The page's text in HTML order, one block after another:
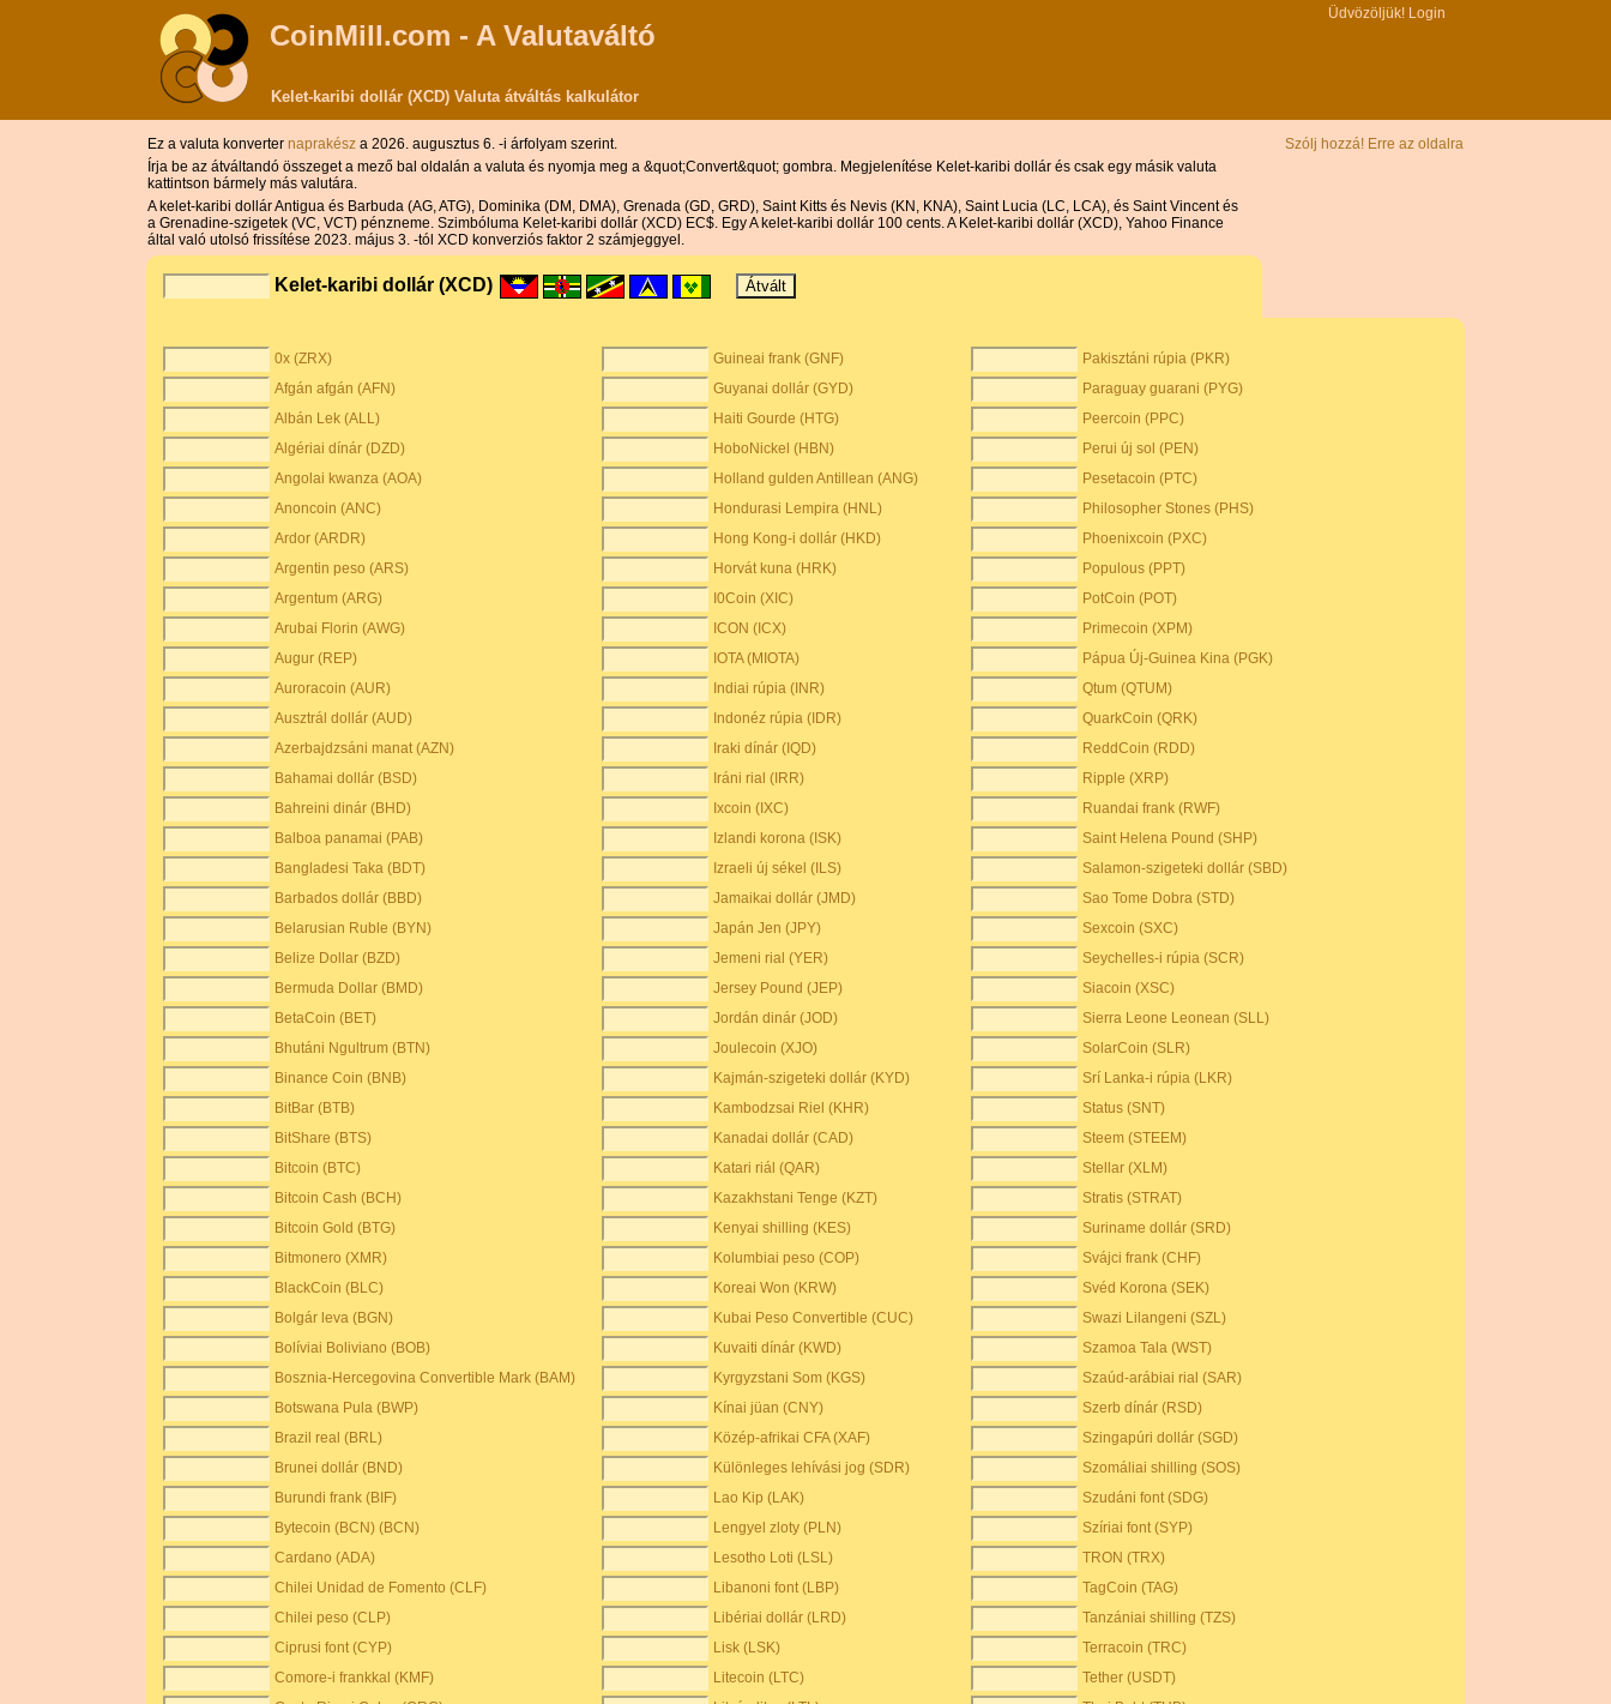
CoinMill.com - A Valutaváltó
Üdvözöljük! Login
Kelet-karibi dollár (XCD) Valuta átváltás kalkulátor
Ez a valuta konverter naprakész a 2026. augusztus 6. -i árfolyam szerint.
Írja be az átváltandó összeget a mező bal oldalán a valuta és nyomja meg a &quot;Convert&quot; gombra. Megjelenítése Kelet-karibi dollár és csak egy másik valuta
kattintson bármely más valutára.
A kelet-karibi dollár Antigua és Barbuda (AG, ATG), Dominika (DM, DMA), Grenada (GD, GRD), Saint Kitts és Nevis (KN, KNA), Saint Lucia (LC, LCA), és Saint Vincent és
a Grenadine-szigetek (VC, VCT) pénzneme. Szimbóluma Kelet-karibi dollár (XCD) EC$. Egy A kelet-karibi dollár 100 cents. A Kelet-karibi dollár (XCD), Yahoo Finance
által való utolsó frissítése 2023. május 3. -tól XCD konverziós faktor 2 számjeggyel.
Szólj hozzá! Erre az oldalra
Kelet-karibi dollár (XCD)
0x (ZRX) Guineai frank (GNF)
Pakisztáni rúpia (PKR)
Afgán afgán (AFN)
Guyanai dollár (GYD)
Paraguay guarani (PYG)
Albán Lek (ALL)
Haiti Gourde (HTG)
Peercoin (PPC)
Algériai dínár (DZD)
HoboNickel (HBN)
Perui új sol (PEN)
Angolai kwanza (AOA)
Holland gulden Antillean (ANG)
Pesetacoin (PTC)
Anoncoin (ANC)
Hondurasi Lempira (HNL)
Philosopher Stones (PHS)
Ardor (ARDR)
Hong Kong-i dollár (HKD)
Phoenixcoin (PXC)
Argentin peso (ARS)
Horvát kuna (HRK)
Populous (PPT)
Argentum (ARG)
I0Coin (XIC)
PotCoin (POT)
Arubai Florin (AWG)
ICON (ICX)
Primecoin (XPM)
Augur (REP)
IOTA (MIOTA)
Pápua Új-Guinea Kina (PGK)
Auroracoin (AUR)
Indiai rúpia (INR)
Qtum (QTUM)
Ausztrál dollár (AUD)
Indonéz rúpia (IDR)
QuarkCoin (QRK)
Azerbajdzsáni manat (AZN)
Iraki dínár (IQD)
ReddCoin (RDD)
Bahamai dollár (BSD)
Iráni rial (IRR)
Ripple (XRP)
Bahreini dinár (BHD)
Ixcoin (IXC)
Ruandai frank (RWF)
Balboa panamai (PAB)
Izlandi korona (ISK)
Saint Helena Pound (SHP)
Bangladesi Taka (BDT)
Izraeli új sékel (ILS)
Salamon-szigeteki dollár (SBD)
Barbados dollár (BBD)
Jamaikai dollár (JMD)
Sao Tome Dobra (STD)
Belarusian Ruble (BYN)
Japán Jen (JPY)
Sexcoin (SXC)
Belize Dollar (BZD)
Jemeni rial (YER)
Seychelles-i rúpia (SCR)
Bermuda Dollar (BMD)
Jersey Pound (JEP)
Siacoin (XSC)
BetaCoin (BET)
Jordán dinár (JOD)
Sierra Leone Leonean (SLL)
Bhutáni Ngultrum (BTN)
Joulecoin (XJO)
SolarCoin (SLR)
Binance Coin (BNB)
Kajmán-szigeteki dollár (KYD)
Srí Lanka-i rúpia (LKR)
BitBar (BTB)
Kambodzsai Riel (KHR)
Status (SNT)
BitShare (BTS)
Kanadai dollár (CAD)
Steem (STEEM)
Bitcoin (BTC)
Katari riál (QAR)
Stellar (XLM)
Bitcoin Cash (BCH)
Kazakhstani Tenge (KZT)
Stratis (STRAT)
Bitcoin Gold (BTG)
Kenyai shilling (KES)
Suriname dollár (SRD)
Bitmonero (XMR)
Kolumbiai peso (COP)
Svájci frank (CHF)
BlackCoin (BLC)
Koreai Won (KRW)
Svéd Korona (SEK)
Bolgár leva (BGN)
Kubai Peso Convertible (CUC)
Swazi Lilangeni (SZL)
Bolíviai Boliviano (BOB)
Kuvaiti dínár (KWD)
Szamoa Tala (WST)
Bosznia-Hercegovina Convertible Mark (BAM)
Kyrgyzstani Som (KGS)
Szaúd-arábiai rial (SAR)
Botswana Pula (BWP)
Kínai jüan (CNY)
Szerb dínár (RSD)
Brazil real (BRL)
Közép-afrikai CFA (XAF)
Szingapúri dollár (SGD)
Brunei dollár (BND)
Különleges lehívási jog (SDR)
Szomáliai shilling (SOS)
Burundi frank (BIF)
Lao Kip (LAK)
Szudáni font (SDG)
Bytecoin (BCN) (BCN)
Lengyel zloty (PLN)
Szíriai font (SYP)
Cardano (ADA)
Lesotho Loti (LSL)
TRON (TRX)
Chilei Unidad de Fomento (CLF)
Libanoni font (LBP)
TagCoin (TAG)
Chilei peso (CLP)
Libériai dollár (LRD)
Tanzániai shilling (TZS)
Ciprusi font (CYP)
Lisk (LSK)
Terracoin (TRC)
Comore-i frankkal (KMF)
Litecoin (LTC)
Tether (USDT)